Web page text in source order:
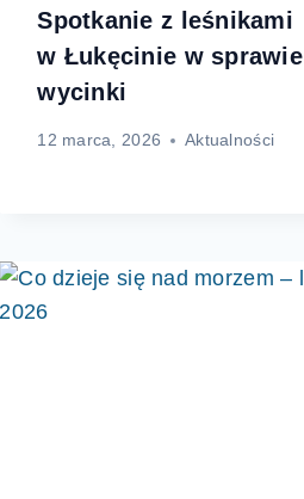
Spotkanie z leśnikami
w Łukęcinie w sprawie
wycinki
12 marca, 2026 Aktualności